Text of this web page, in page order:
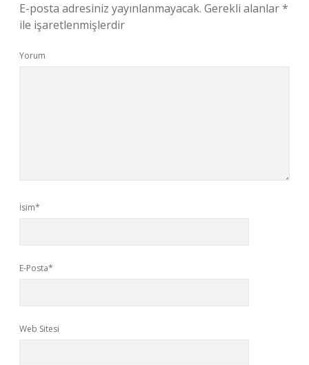
E-posta adresiniz yayınlanmayacak. Gerekli alanlar*
ile işaretlenmişlerdir
Yorum
İsim*
E-Posta*
Web Sitesi